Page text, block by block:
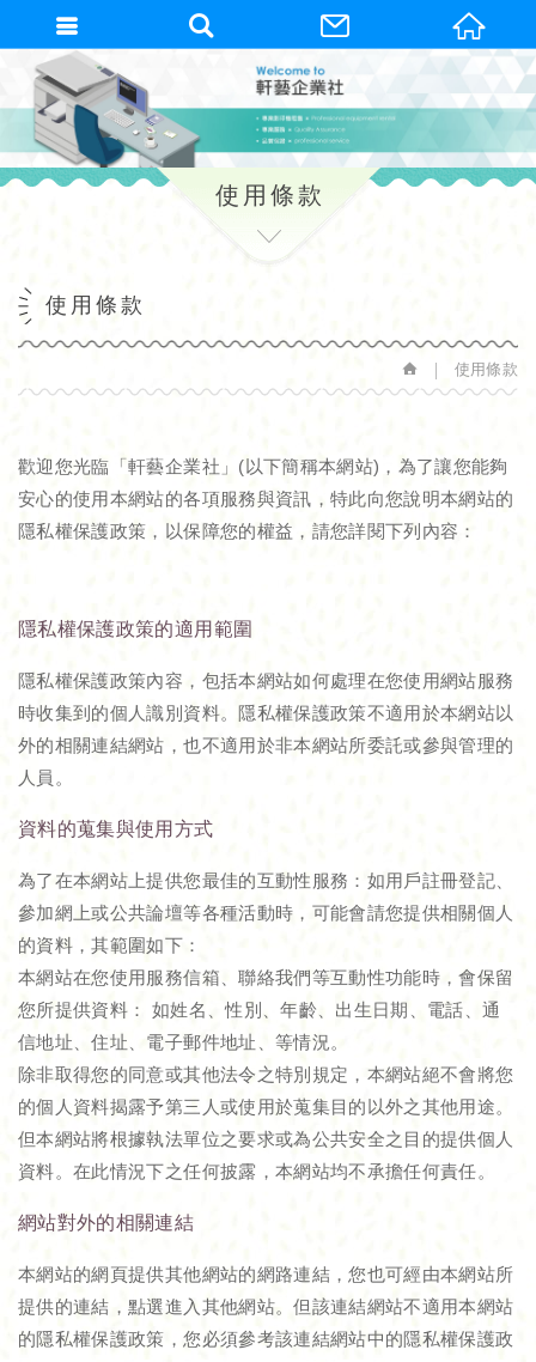
使用條款
使用條款
使用條款
歡迎您光臨「軒藝企業社」(以下簡稱本網站)，為了讓您能夠
安心的使用本網站的各項服務與資訊，特此向您說明本網站的
隱私權保護政策，以保障您的權益，請您詳閱下列內容：
隱私權保護政策的適用範圍
隱私權保護政策內容，包括本網站如何處理在您使用網站服務
時收集到的個人識別資料。隱私權保護政策不適用於本網站以
外的相關連結網站，也不適用於非本網站所委託或參與管理的
人員。
資料的蒐集與使用方式
為了在本網站上提供您最佳的互動性服務：如用戶註冊登記、
參加網上或公共論壇等各種活動時，可能會請您提供相關個人
的資料，其範圍如下：
本網站在您使用服務信箱、聯絡我們等互動性功能時，會保留
您所提供資料： 如姓名、性別、年齡、出生日期、電話、通
信地址、住址、電子郵件地址、等情況。
除非取得您的同意或其他法令之特別規定，本網站絕不會將您
的個人資料揭露予第三人或使用於蒐集目的以外之其他用途。
但本網站將根據執法單位之要求或為公共安全之目的提供個人
資料。在此情況下之任何披露，本網站均不承擔任何責任。
網站對外的相關連結
本網站的網頁提供其他網站的網路連結，您也可經由本網站所
提供的連結，點選進入其他網站。但該連結網站不適用本網站
的隱私權保護政策，您必須參考該連結網站中的隱私權保護政
繁體中文